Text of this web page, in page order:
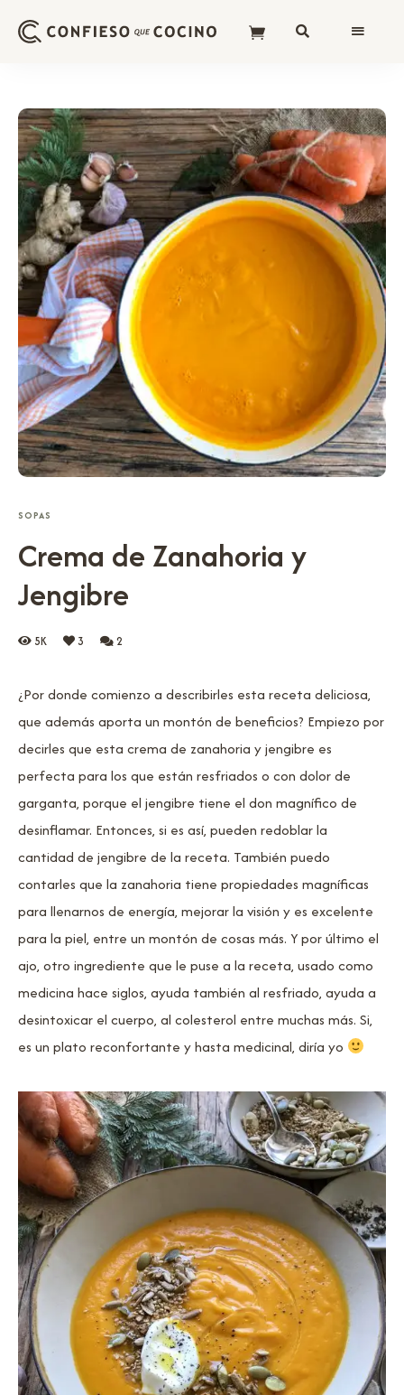
SOPAS
Crema de Zanahoria y
Jengibre
5K 3 2
¿Por donde comienzo a describirles esta receta deliciosa,
que además aporta un montón de beneficios? Empiezo por
decirles que esta crema de zanahoria y jengibre es
perfecta para los que están resfriados o con dolor de
garganta, porque el jengibre tiene el don magnífico de
desinflamar. Entonces, si es así, pueden redoblar la
cantidad de jengibre de la receta. También puedo
contarles que la zanahoria tiene propiedades magníficas
para llenarnos de energía, mejorar la visión y es excelente
para la piel, entre un montón de cosas más. Y por último el
ajo, otro ingrediente que le puse a la receta, usado como
medicina hace siglos, ayuda también al resfriado, ayuda a
desintoxicar el cuerpo, al colesterol entre muchas más. Si,
es un plato reconfortante y hasta medicinal, diría yo